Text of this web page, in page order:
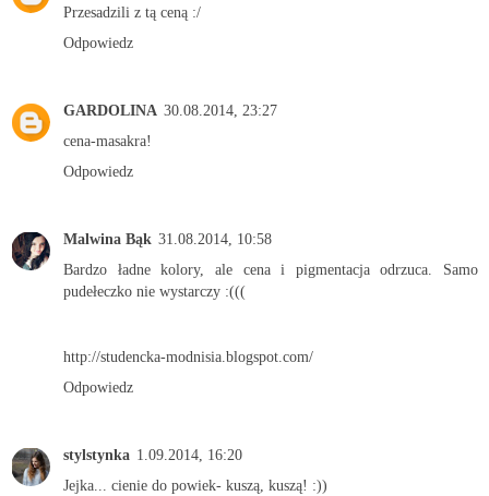
Przesadzili z tą ceną :/
Odpowiedz
GARDOLINA 30.08.2014, 23:27
cena-masakra!
Odpowiedz
Malwina Bąk 31.08.2014, 10:58
Bardzo ładne kolory, ale cena i pigmentacja odrzuca. Samo
pudełeczko nie wystarczy :(((
http://studencka-modnisia.blogspot.com/
Odpowiedz
stylstynka 1.09.2014, 16:20
Jejka... cienie do powiek- kuszą, kuszą! :))